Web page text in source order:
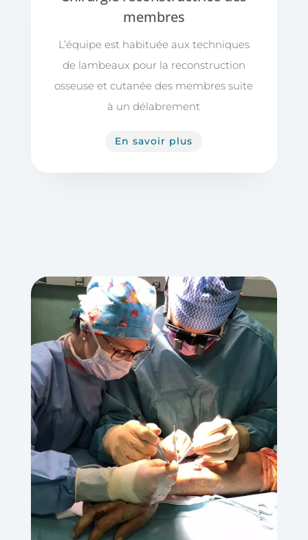
membres
L’équipe est habituée aux techniques
de lambeaux pour la reconstruction
osseuse et cutanée des membres suite
à un délabrement
En savoir plus